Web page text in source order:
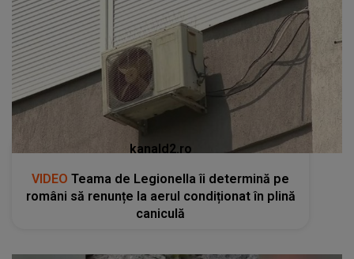
kanald2.ro
VIDEO Teama de Legionella îi determină pe
români să renunțe la aerul condiționat în plină
caniculă